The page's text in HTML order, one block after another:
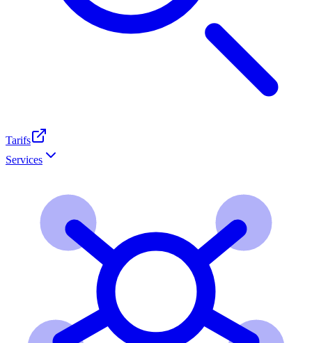
Tarifs
Services